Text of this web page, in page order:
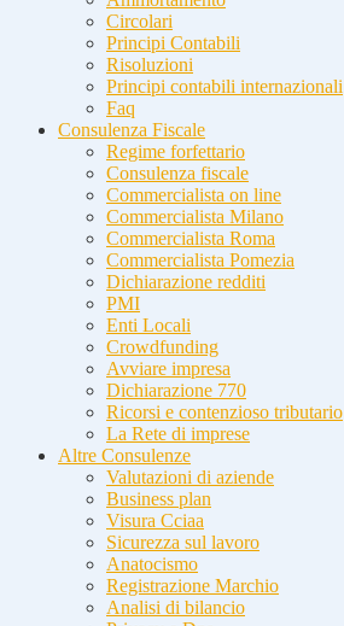
Circolari
Principi Contabili
Risoluzioni
Principi contabili internazionali
Faq
Consulenza Fiscale
Regime forfettario
Consulenza fiscale
Commercialista on line
Commercialista Milano
Commercialista Roma
Commercialista Pomezia
Dichiarazione redditi
PMI
Enti Locali
Crowdfunding
Avviare impresa
Dichiarazione 770
Ricorsi e contenzioso tributario
La Rete di imprese
Altre Consulenze
Valutazioni di aziende
Business plan
Visura Cciaa
Sicurezza sul lavoro
Anatocismo
Registrazione Marchio
Analisi di bilancio